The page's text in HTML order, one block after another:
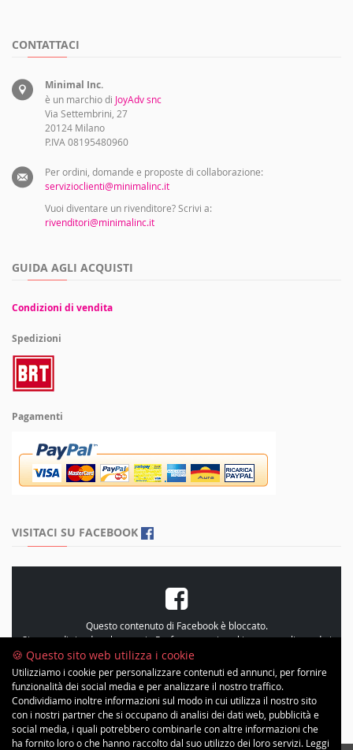
CONTATTACI
Minimal Inc.
è un marchio di JoyAdv snc
Via Settembrini, 27
20124 Milano
P.IVA 08195480960
Per ordini, domande e proposte di collaborazione:
servizioclienti@minimalinc.it
Vuoi diventare un rivenditore? Scrivi a:
rivenditori@minimalinc.it
GUIDA AGLI ACQUISTI
Condizioni di vendita
Spedizioni
Pagamenti
VISITACI SU FACEBOOK
Questo contenuto di Facebook è bloccato.
Si prega di rivedere le propriePreferenze sui cookie, personalizzando i
cookie e accetando le “Statistiche”
🍪 Questo sito web utilizza i cookie
Utilizziamo i cookie per personalizzare contenuti ed annunci, per fornire
funzionalità dei social media e per analizzare il nostro traffico.
Condividiamo inoltre informazioni sul modo in cui utilizza il nostro sito
con i nostri partner che si occupano di analisi dei dati web, pubblicità e
social media, i quali potrebbero combinarle con altre informazioni che
ha fornito loro o che hanno raccolto dal suo utilizzo dei loro servizi. Leggi